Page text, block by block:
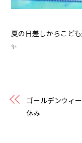
夏の日差しからこど
✨
ゴールデンウィ
休み